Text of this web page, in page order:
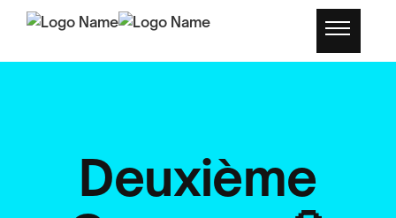
Deuxième